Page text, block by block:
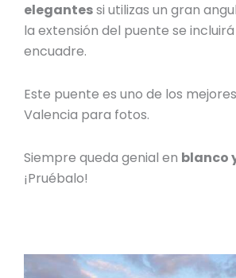
elegantessi utilizas un gran
la extensión del puente se
encuadre.
Este puente es uno de los mejores
Valencia para fotos.
Siempre queda genial en blanco
¡Pruébalo!